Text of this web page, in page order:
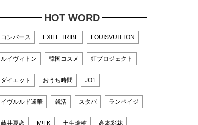
HOT WORD
コンバース EXILE TRIBE LOUISVUITTON
ルイヴィトン 韓国コスメ 虹プロジェクト
ダイエット おうち時間 JO1
イヴルルド遙華 就活 スタバ ランペイジ
藤井夏恋 M!LK 土生瑞穂 高本彩花